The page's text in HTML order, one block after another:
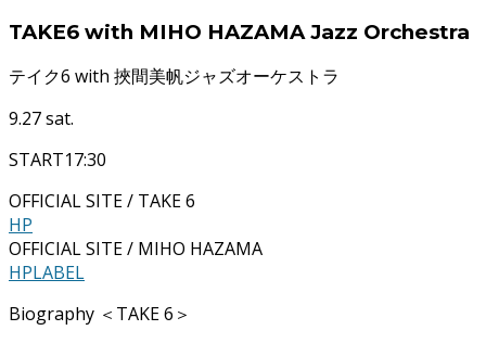
TAKE6 with MIHO HAZAMA Jazz Orchestra
テイク6 with 挾間美帆ジャズオーケストラ
9.27 sat.
START17:30
OFFICIAL SITE / TAKE 6
HP
OFFICIAL SITE / MIHO HAZAMA
HPLABEL
Biography ＜TAKE 6＞